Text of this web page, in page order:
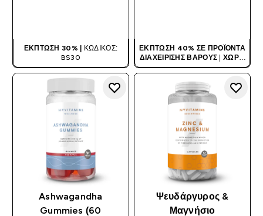
ΈΚΠΤΩΣΗ 30% |
ΚΩΔΙΚΌΣ:
BS30
ΈΚΠΤΩΣΗ 40% ΣΕ ΠΡΟΪΌΝΤΑ
ΔΙΑΧΕΊΡΙΣΗΣ ΒΆΡΟΥΣ
ΧΩΡΊΣ
ΚΩΔΙΚΌ
Ashwagandha
Gummies (60
Ψευδάργυρος &
Μαγνήσιο